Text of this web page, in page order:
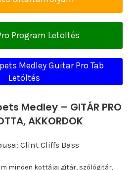
Program Letöltés
Medley Guitar Pro Tab
Letöltés
Medley – GITÁR PRO
AKKORDOK
Clint Cliffs Bass
minden kottája: gitár, szólógitár,